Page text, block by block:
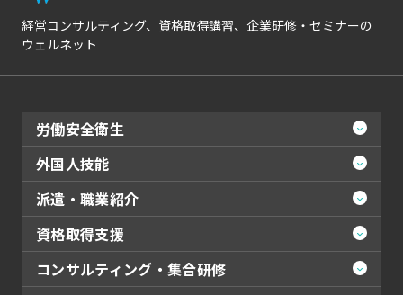
経営コンサルティング、資格取得講習、企業研修・セミナーの
ウェルネット
労働安全衛生
外国人技能
派遣・職業紹介
資格取得支援
コンサルティング・集合研修